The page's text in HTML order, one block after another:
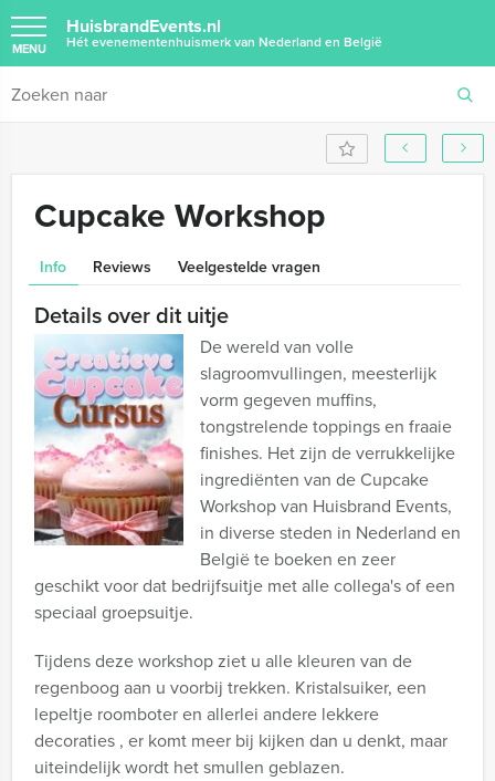
HuisbrandEvents.nl
Hét evenementenhuismerk van Nederland en België
MENU
Cupcake Workshop
Info Reviews Veelgestelde vragen
Details over dit uitje
De wereld van volle
slagroomvullingen, meesterlijk
vorm gegeven muffins,
tongstrelende toppings en fraaie
finishes. Het zijn de verrukkelijke
ingrediënten van de Cupcake
Workshop van Huisbrand Events,
in diverse steden in Nederland en
België te boeken en zeer
geschikt voor dat bedrijfsuitje met alle collega's of een
speciaal groepsuitje.
Tijdens deze workshop ziet u alle kleuren van de
regenboog aan u voorbij trekken. Kristalsuiker, een
lepeltje roomboter en allerlei andere lekkere
decoraties , er komt meer bij kijken dan u denkt, maar
uiteindelijk wordt het smullen geblazen.